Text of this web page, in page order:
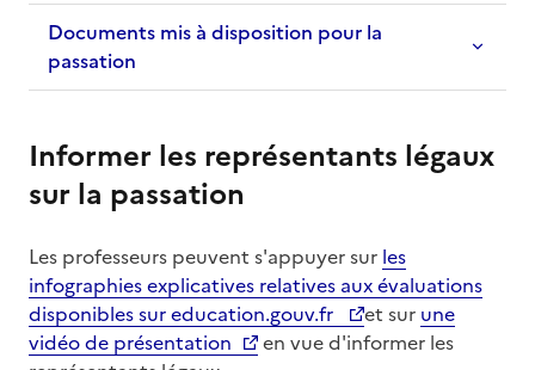
Documents mis à disposition pour la
passation
Informer les représentants légaux
sur la passation
Les professeurs peuvent s'appuyer sur les
infographies explicatives relatives aux évaluations
disponibles sur education.gouv.fr
et sur une
vidéo de présentation
en vue d'informer les